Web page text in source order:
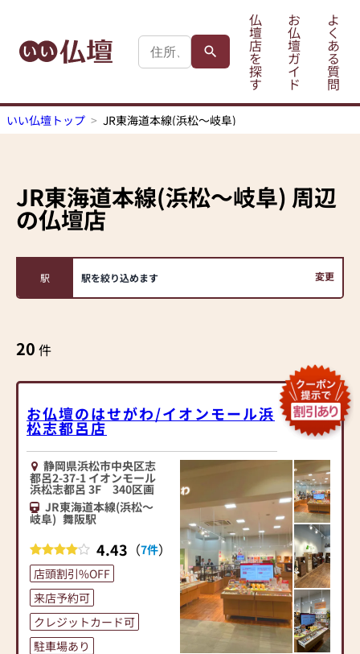
仏
壇
店
を
探
す
お
仏
壇
ガ
イ
ド
よ
く
あ
る
質
問
いい仏壇トップ JR東海道本線(浜松～岐阜)
JR東海道本線(浜松～岐阜) 周辺
の仏壇店
駅 駅を絞り込めます 変更
20 件
お仏壇のはせがわ/イオンモール浜
松志都呂店
静岡県浜松市中央区志
都呂2-37-1 イオンモール
浜松志都呂 3F 340区画
JR東海道本線(浜松～
岐阜) 舞阪駅
4.43 （7件）
店頭割引%OFF
来店予約可
クレジットカード可
駐車場あり